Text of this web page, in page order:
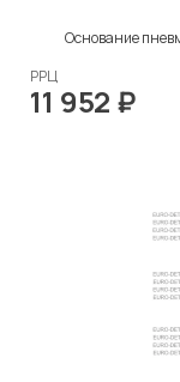
Основание
РРЦ
11 952 ₽